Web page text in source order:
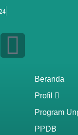
Beranda
Profil
Program
PPDB